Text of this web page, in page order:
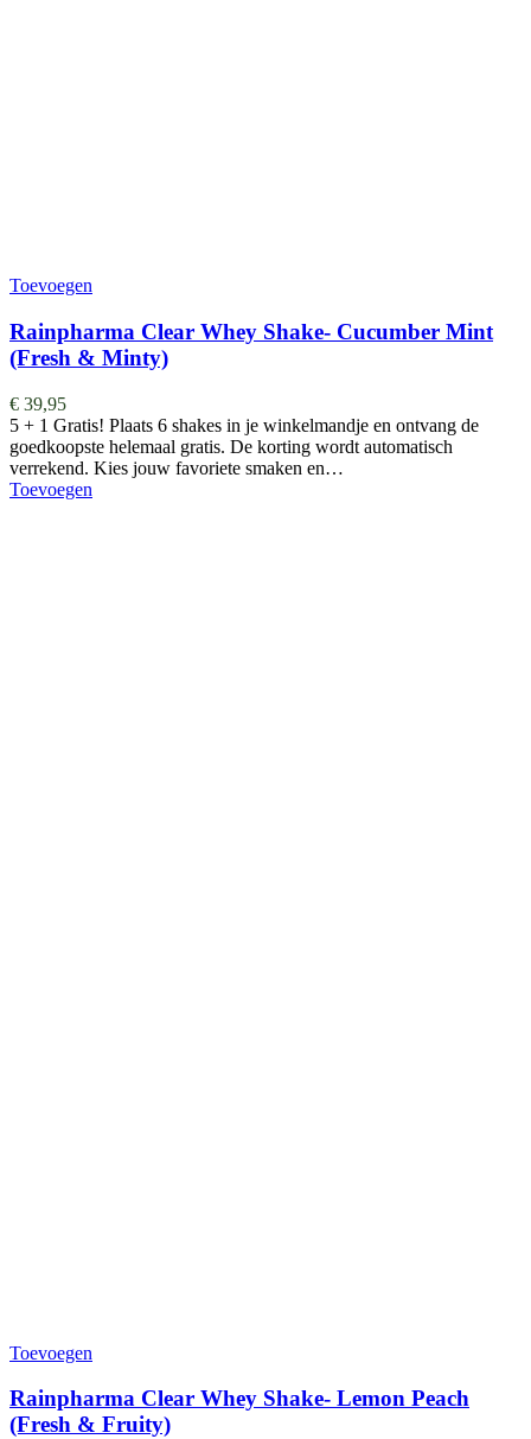
Toevoegen
Rainpharma Clear Whey Shake- Cucumber Mint
(Fresh & Minty)
€ 39,95
5 + 1 Gratis! Plaats 6 shakes in je winkelmandje en ontvang de
goedkoopste helemaal gratis. De korting wordt automatisch
verrekend. Kies jouw favoriete smaken en…
Toevoegen
Toevoegen
Rainpharma Clear Whey Shake- Lemon Peach
(Fresh & Fruity)